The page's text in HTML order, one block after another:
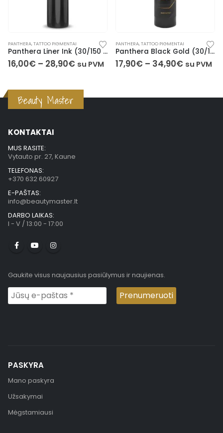
PANTHERA,TATTOO PIGMENTAI
Panthera Black Gold (30/150 ml)
17,90€ – 34,90€ su PVM
TATTOO PIGMENTAI ,WORLD FAMOUS
Light Blue 1 v2 (30 ml)
21,90€ su PVM
Beauty Master
KONTAKTAI
MUS RASITE:
Vytauto pr. 27, Kaune
TELEFONAS:
+370 632 60927
E-PAŠTAS:
info@beautymaster.lt
DARBO LAIKAS:
I - V / 13:00 - 17:00
Gaukite visus naujausius pasiūlymus ir naujienas.
PASKYRA
Mano paskyra
Užsakymai
Mėgstamiausi